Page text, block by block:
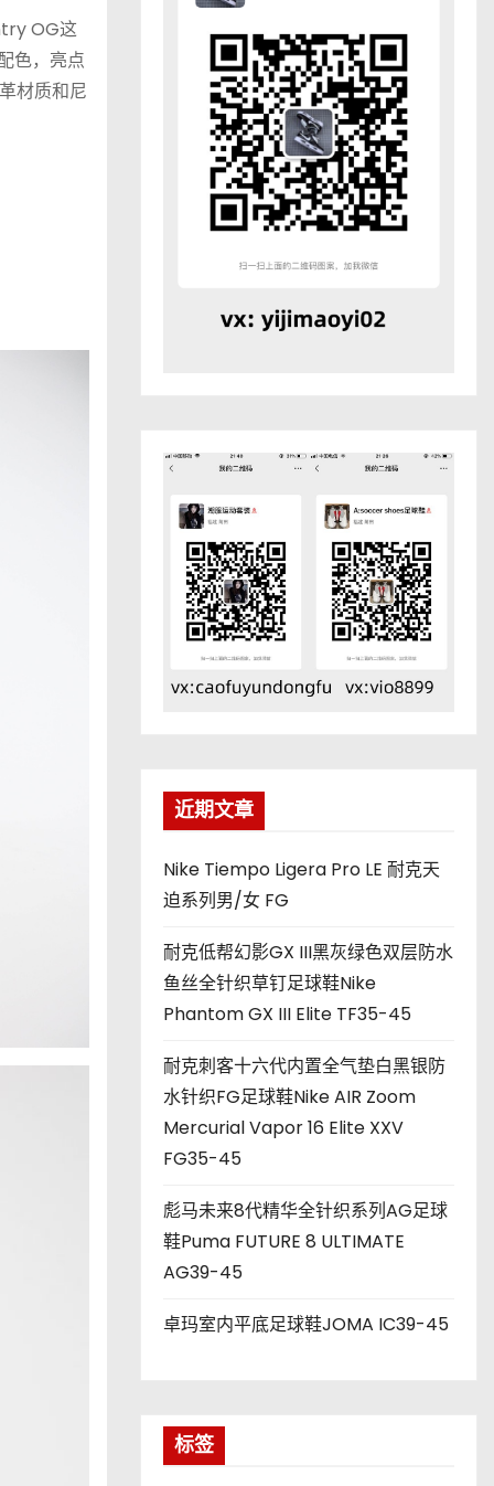
OG这
色，亮点
材质和尼
近期文章
Nike Tiempo Ligera Pro LE 耐克天
迫系列男/女 FG
耐克低帮幻影GX III黑灰绿色双层防水
鱼丝全针织草钉足球鞋Nike
Phantom GX III Elite TF35-45
耐克刺客十六代内置全气垫白黑银防
水针织FG足球鞋Nike AIR Zoom
Mercurial Vapor 16 Elite XXV
FG35-45
彪马未来8代精华全针织系列AG足球
鞋Puma FUTURE 8 ULTIMATE
AG39-45
卓玛室内平底足球鞋JOMA IC39-45
标签